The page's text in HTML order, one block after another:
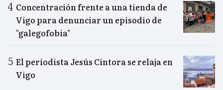
Concentración frente a una tienda de
Vigo para denunciar un episodio de
"galegofobia"
El periodista Jesús Cintora se relaja en
Vigo